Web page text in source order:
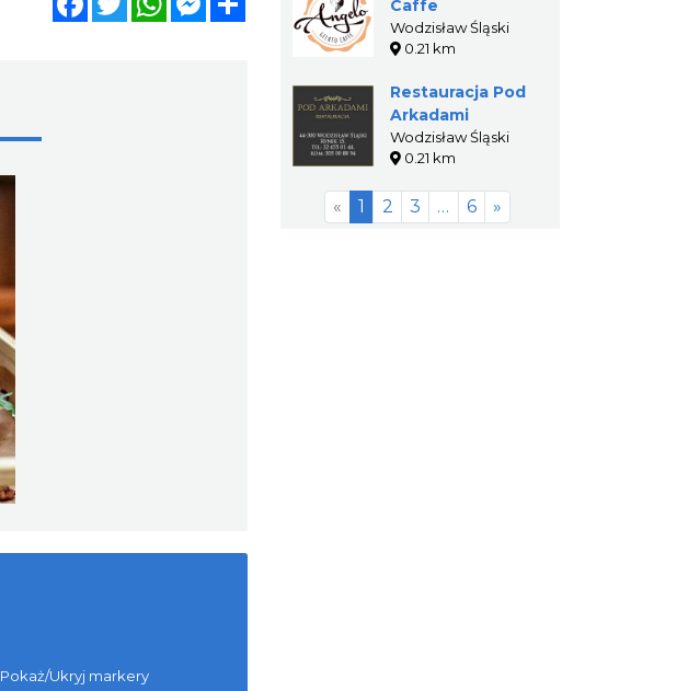
Pokaż/Ukryj markery
Caffe
Wodzisław Śląski
0.21 km
Restauracja Pod
Arkadami
Wodzisław Śląski
0.21 km
« 1 2 3 … 6 »